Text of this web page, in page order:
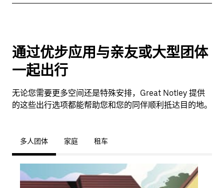
通过优步应用与亲友或大型团体
一起出行
无论您需要更多空间还是特殊安排，Great Notley 提供
的这些出行选项都能帮助您和您的同伴顺利抵达目的地。
多人团体 家庭 租车